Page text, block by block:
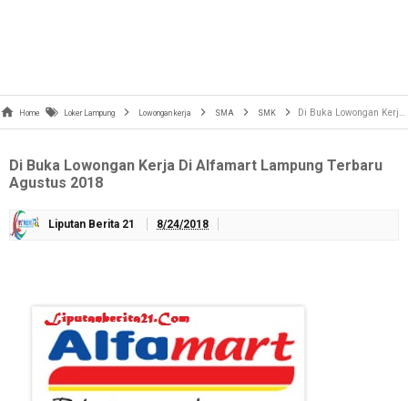
Home Loker Lampung Lowongan kerja SMA SMK Di Buka Lowongan Kerja Di Alfamart Lampung Terbaru Agustus 2018
Di Buka Lowongan Kerja Di Alfamart Lampung Terbaru
Agustus 2018
Liputan Berita 21 8/24/2018